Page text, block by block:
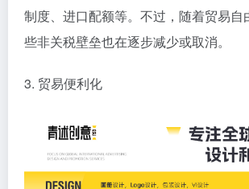
制度、进口配额等。不过，随着贸易自
些非关税壁垒也在逐步减少或取消。
3. 贸易便利化